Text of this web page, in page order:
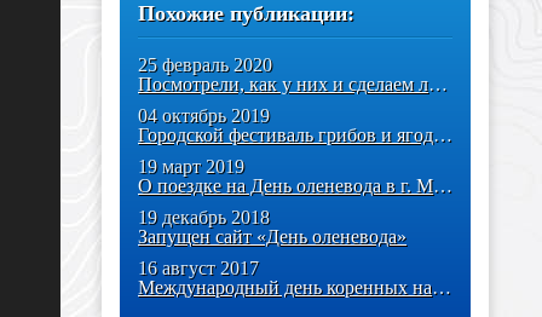
Похожие публикации:
25 февраль 2020
Посмотрели, как у них и сделаем лучше!
04 октябрь 2019
Городской фестиваль грибов и ягод «ЛЕСФЕСТ»
19 март 2019
О поездке на День оленевода в г. Муравленко
19 декабрь 2018
Запущен сайт «День оленевода»
16 август 2017
Международный день коренных народов мира